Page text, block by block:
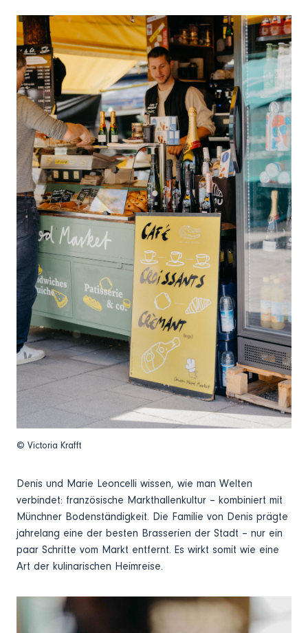
© Victoria Krafft
Denis und Marie Leoncelli wissen, wie man Welten
verbindet: französische Markthallenkultur – kombiniert mit
Münchner Bodenständigkeit. Die Familie von Denis prägte
jahrelang eine der besten Brasserien der Stadt – nur ein
paar Schritte vom Markt entfernt. Es wirkt somit wie eine
Art der kulinarischen Heimreise.